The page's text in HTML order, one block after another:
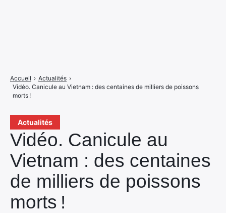
Actualités
Vidéo. Canicule au
Vietnam : des centaines
de milliers de poissons
morts !
Accueil › Actualités ›
Vidéo. Canicule au Vietnam : des centaines de milliers de poissons
morts !